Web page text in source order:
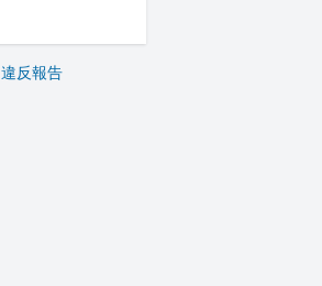
違反報告